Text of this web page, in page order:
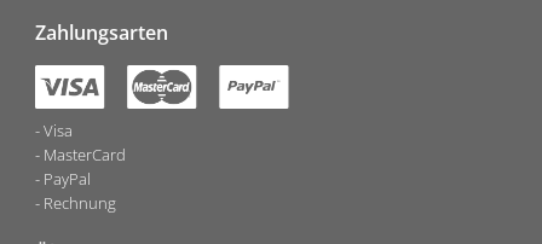
Zahlungsarten
Visa
MasterCard
PayPal
Rechnung